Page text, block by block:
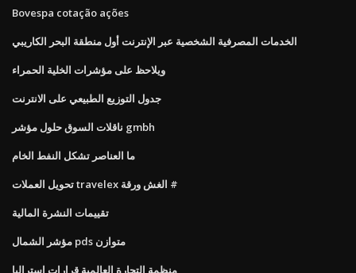
Bovespa cotação ações
الخدمات المصرفية الشخصية عبر الإنترنت أول منطقة البحر الكاريبي
ويلاحظ على مؤشرات الخلية الحمراء
جدول التوزيع الطبيعي على الانترنت
ناقلات السوق حلول مؤشر gmbh
ما العناصر تشكل النفط الخام
تحويل العملات travelex الغش ورقة #
تقييمات النشرة المالية
مؤشر الشمال pds متوازن
منظمة التجارة العالمية قرارات استراليا